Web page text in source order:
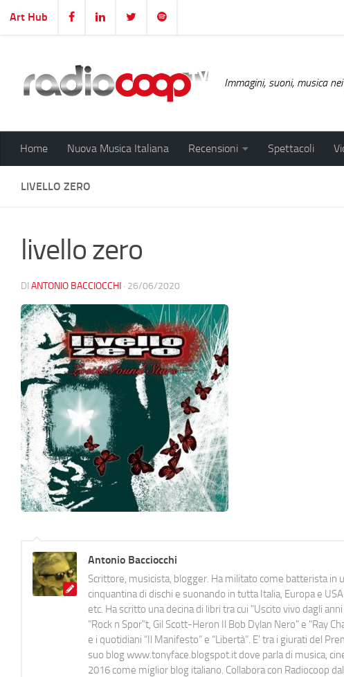
Salta al contenuto
Art Hub
Immagini, suoni, musica
Home Nuova Musica Italiana Recensioni Spettacoli
LIVELLO ZERO
livello zero
DI ANTONIO BACCIOCCHI · 26/06/2020
Antonio Bacciocchi
Scrittore, musicista, blogger. Ha militato come batterista in
cinquantina di dischi e suonando in tutta Italia, Europa e
etc. Ha scritto una decina di libri tra cui "Uscito vivo dagli
"Rock n Spor"t, Gil Scott-Heron Il Bob Dylan Nero" e "Ray
e i quotidiani “Il Manifesto” e “Libertà”. E' tra i giurati del
suo blog www.tonyface.blogspot.it dove parla di musica,
2016 come miglior blog italiano. Collabora con Radiocoop